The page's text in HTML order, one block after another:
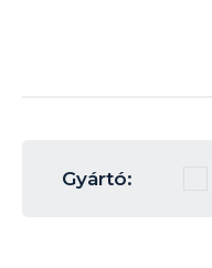
Gyártó: